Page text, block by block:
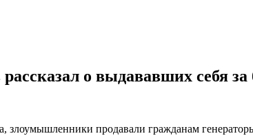
о выдававших себя
злоумышленники продавали гражданам